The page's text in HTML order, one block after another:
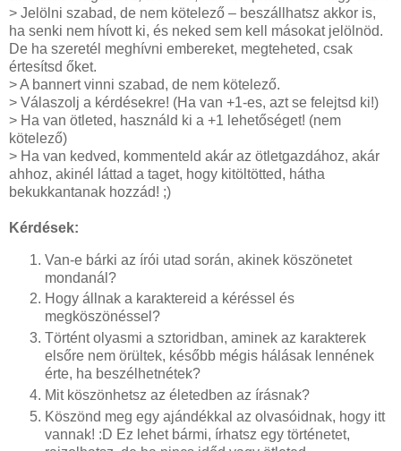
> Jelölni szabad, de nem kötelező – beszállhatsz akkor is,
ha senki nem hívott ki, és neked sem kell másokat jelölnöd.
De ha szeretél meghívni embereket, megteheted, csak
értesítsd őket.
> A bannert vinni szabad, de nem kötelező.
> Válaszolj a kérdésekre! (Ha van +1-es, azt se felejtsd ki!)
> Ha van ötleted, használd ki a +1 lehetőséget! (nem
kötelező)
> Ha van kedved, kommenteld akár az ötletgazdához, akár
ahhoz, akinél láttad a taget, hogy kitöltötted, hátha
bekukkantanak hozzád! ;)
Kérdések:
Van-e bárki az írói utad során, akinek köszönetet
mondanál?
Hogy állnak a karaktereid a kéréssel és
megköszönéssel?
Történt olyasmi a sztoridban, aminek az karakterek
elsőre nem örültek, később mégis hálásak lennének
érte, ha beszélhetnétek?
Mit köszönhetsz az életedben az írásnak?
Köszönd meg egy ajándékkal az olvasóidnak, hogy itt
vannak! :D Ez lehet bármi, írhatsz egy történetet,